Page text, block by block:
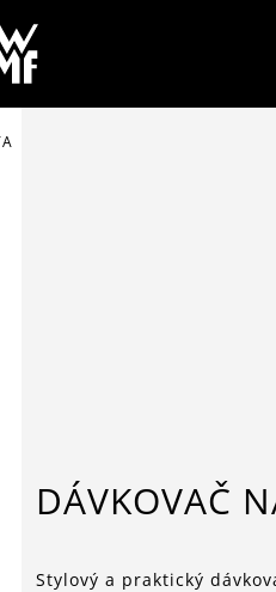
DÁVKOVAČ
Stylový a praktický